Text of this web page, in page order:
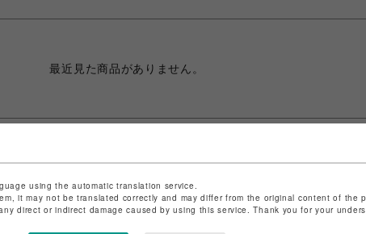
最近見た商品がありません。
using the automatic translation service.
it may not be translated correctly and may differ from the original content of the
direct or indirect damage caused by using this service. Thank you for your